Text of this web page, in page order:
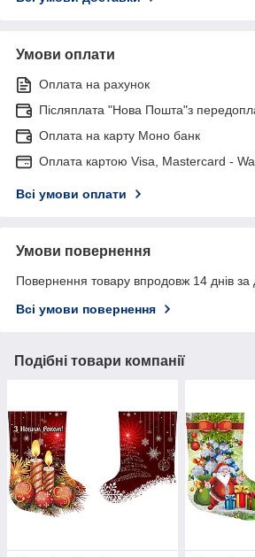
Умови оплати
Оплата на рахунок
Післяплата "Нова Пошта"з
Оплата на карту Моно банк
Оплата картою Visa, Mastercard -
Всі умови оплати
Умови повернення
Повернення товару впродовж 14 днів за
Всі умови повернення
Подібні товари компанії